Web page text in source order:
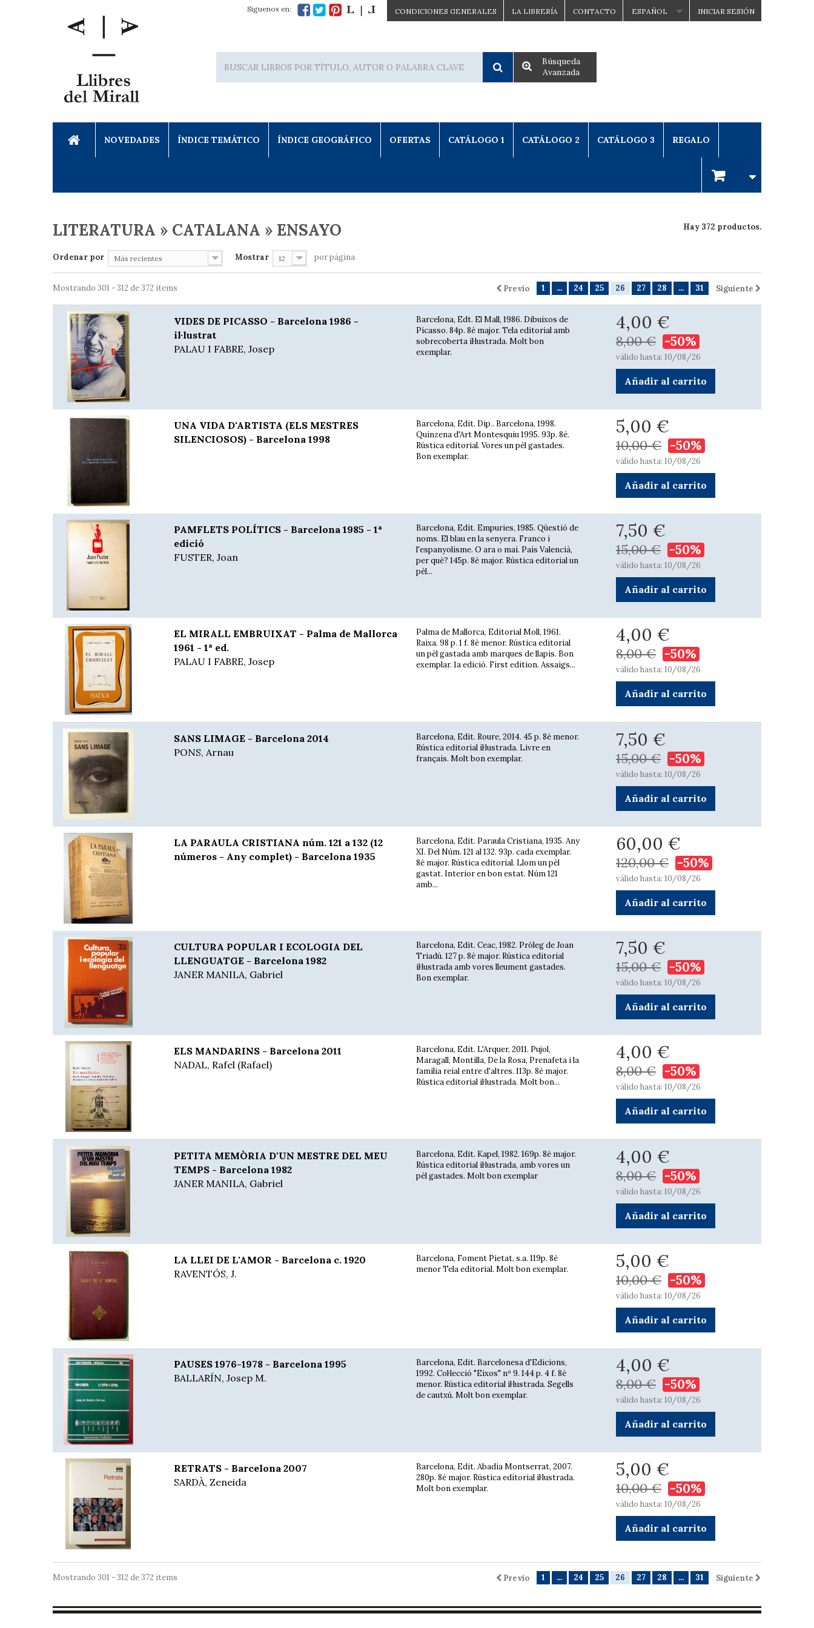
INICIAR SESIÓN
ESPAÑOL
CONTACTO
LA LIBRERÍA
CONDICIONES GENERALES
Síguenos en:
Búsqueda
Avanzada
NOVEDADES ÍNDICE TEMÁTICO ÍNDICE GEOGRÁFICO OFERTAS CATÁLOGO 1 CATÁLOGO 2 CATÁLOGO 3 REGALO
LITERATURA » CATALANA » ENSAYO Hay 372 productos.
Ordenar por Más recientes Mostrar 12 por página
Previo 1 ... 24 25 26 27 28 ... 31 Siguiente
Mostrando 301 - 312 de 372 items
VIDES DE PICASSO - Barcelona 1986 -
il·lustrat
PALAU I FABRE, Josep
Barcelona, Edt. El Mall, 1986. Dibuixos de
Picasso. 84p. 8è major. Tela editorial amb
sobrecoberta il·lustrada. Molt bon
exemplar.
4,00 €
8,00 € -50%
válido hasta: 10/08/26
Añadir al carrito
UNA VIDA D'ARTISTA (ELS MESTRES
SILENCIOSOS) - Barcelona 1998
Barcelona, Edit. Dip.. Barcelona, 1998.
Quinzena d'Art Montesquiu 1995. 93p. 8è.
Rústica editorial. Vores un pèl gastades.
Bon exemplar.
5,00 €
10,00 € -50%
válido hasta: 10/08/26
Añadir al carrito
PAMFLETS POLÍTICS - Barcelona 1985 - 1ª
edició
FUSTER, Joan
Barcelona, Edit. Empuries, 1985. Qüestió de
noms. El blau en la senyera. Franco i
l'espanyolisme. O ara o mai. País Valencià,
per què? 145p. 8è major. Rústica editorial un
pèl...
7,50 €
15,00 € -50%
válido hasta: 10/08/26
Añadir al carrito
EL MIRALL EMBRUIXAT - Palma de Mallorca
1961 - 1ª ed.
PALAU I FABRE, Josep
Palma de Mallorca, Editorial Moll, 1961.
Raixa. 98 p. 1 f. 8è menor. Rústica editorial
un pèl gastada amb marques de llapis. Bon
exemplar. 1a edició. First edition. Assaigs...
4,00 €
8,00 € -50%
válido hasta: 10/08/26
Añadir al carrito
SANS LIMAGE - Barcelona 2014
PONS, Arnau
Barcelona, Edit. Roure, 2014. 45 p. 8è menor.
Rústica editorial il·lustrada. Livre en
français. Molt bon exemplar.
7,50 €
15,00 € -50%
válido hasta: 10/08/26
Añadir al carrito
LA PARAULA CRISTIANA núm. 121 a 132 (12
números - Any complet) - Barcelona 1935
Barcelona, Edit. Paraula Cristiana, 1935. Any
XI. Del Núm. 121 al 132. 93p. cada exemplar.
8è major. Rústica editorial. Llom un pèl
gastat. Interior en bon estat. Núm 121
amb...
60,00 €
120,00 € -50%
válido hasta: 10/08/26
Añadir al carrito
CULTURA POPULAR I ECOLOGIA DEL
LLENGUATGE - Barcelona 1982
JANER MANILA, Gabriel
Barcelona, Edit. Ceac, 1982. Pròleg de Joan
Triadú. 127 p. 8è major. Rústica editorial
il·lustrada amb vores lleument gastades.
Bon exemplar.
7,50 €
15,00 € -50%
válido hasta: 10/08/26
Añadir al carrito
ELS MANDARINS - Barcelona 2011
NADAL, Rafel (Rafael)
Barcelona, Edit. L'Arquer, 2011. Pujol,
Maragall, Montilla, De la Rosa, Prenafeta i la
familia reial entre d'altres. 113p. 8è major.
Rústica editorial il·lustrada. Molt bon...
4,00 €
8,00 € -50%
válido hasta: 10/08/26
Añadir al carrito
PETITA MEMÒRIA D'UN MESTRE DEL MEU
TEMPS - Barcelona 1982
JANER MANILA, Gabriel
Barcelona, Edit. Kapel, 1982. 169p. 8è major.
Rústica editorial il·lustrada, amb vores un
pèl gastades. Molt bon exemplar
4,00 €
8,00 € -50%
válido hasta: 10/08/26
Añadir al carrito
LA LLEI DE L'AMOR - Barcelona c. 1920
RAVENTÓS, J.
Barcelona, Foment Pietat, s.a. 119p. 8è
menor Tela editorial. Molt bon exemplar.
5,00 €
10,00 € -50%
válido hasta: 10/08/26
Añadir al carrito
PAUSES 1976-1978 - Barcelona 1995
BALLARÍN, Josep M.
Barcelona, Edit. Barcelonesa d'Edicions,
1992. Col·lecció "Eixos" nº 9. 144 p. 4 f. 8è
menor. Rústica editorial il·lustrada. Segells
de cautxú. Molt bon exemplar.
4,00 €
8,00 € -50%
válido hasta: 10/08/26
Añadir al carrito
RETRATS - Barcelona 2007
SARDÀ, Zeneida
Barcelona, Edit. Abadia Montserrat, 2007.
280p. 8è major. Rústica editorial il·lustrada.
Molt bon exemplar.
5,00 €
10,00 € -50%
válido hasta: 10/08/26
Añadir al carrito
Previo 1 ... 24 25 26 27 28 ... 31 Siguiente
Mostrando 301 - 312 de 372 items